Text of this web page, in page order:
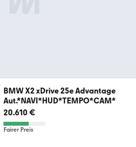
BMW X2 xDrive 25e Advantage
Aut.*NAVI*HUD*TEMPO*CAM*
20.610 €
Fairer Preis